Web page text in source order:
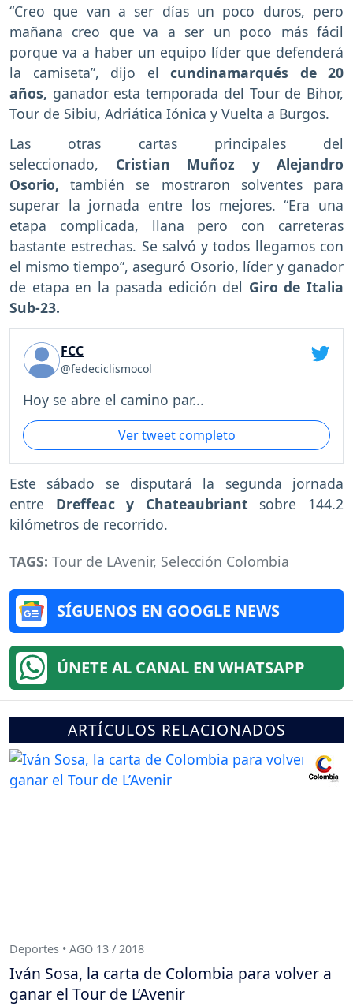
“Creo que van a ser días un poco duros, pero
mañana creo que va a ser un poco más fácil
porque va a haber un equipo líder que defenderá
la camiseta”, dijo el cundinamarqués de 20
años, ganador esta temporada del Tour de Bihor,
Tour de Sibiu, Adriática Iónica y Vuelta a Burgos.
Las otras cartas principales del
seleccionado, Cristian Muñoz y Alejandro
Osorio, también se mostraron solventes para
superar la jornada entre los mejores. “Era una
etapa complicada, llana pero con carreteras
bastante estrechas. Se salvó y todos llegamos con
el mismo tiempo”, aseguró Osorio, líder y ganador
de etapa en la pasada edición del Giro de Italia
Sub-23.
FCC
@fedeciclismocol
Hoy se abre el camino par...
Ver tweet completo
Este sábado se disputará la segunda jornada
entre Dreffeac y Chateaubriant sobre 144.2
kilómetros de recorrido.
TAGS: Tour de LAvenir, Selección Colombia
SÍGUENOS EN GOOGLE NEWS
ÚNETE AL CANAL EN WHATSAPP
ARTÍCULOS RELACIONADOS
Deportes • AGO 13 / 2018
Iván Sosa, la carta de Colombia para volver a
ganar el Tour de L’Avenir